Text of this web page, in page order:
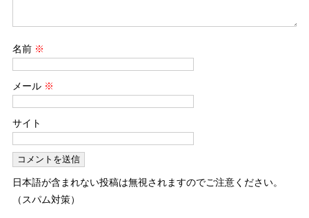
名前 ※
メール ※
サイト
日本語が含まれない投稿は無視されますのでご注意ください。
（スパム対策）